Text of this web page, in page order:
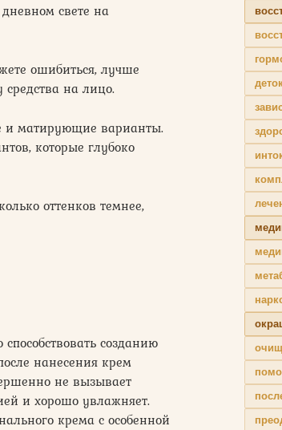
свете на
ошибиться, лучше
средства на лицо.
и матирующие варианты.
которые глубоко
оттенков темнее,
созданию
нанесения крем
не вызывает
и хорошо увлажняет.
крема с особенной